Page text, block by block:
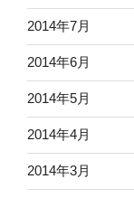
2014年7月
2014年6月
2014年5月
2014年4月
2014年3月